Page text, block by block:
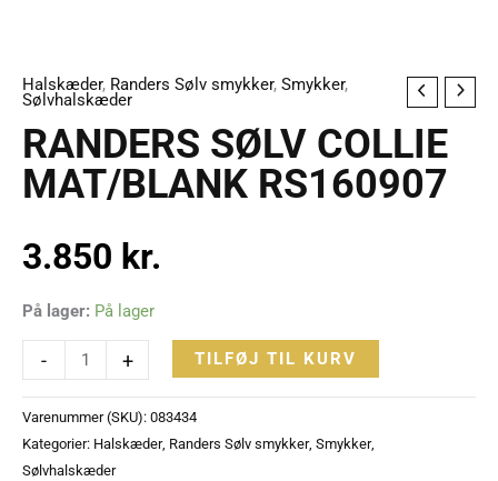
Halskæder, Randers Sølv smykker, Smykker,
Sølvhalskæder
RANDERS SØLV COLLIE
MAT/BLANK RS160907
3.850 kr.
På lager: På lager
-
RANDERS
COLLIE
MAT/BLANK
antal
+ TILFØJ TIL KURV
Varenummer (SKU): 083434
Kategorier: Halskæder, Randers Sølv smykker, Smykker,
Sølvhalskæder